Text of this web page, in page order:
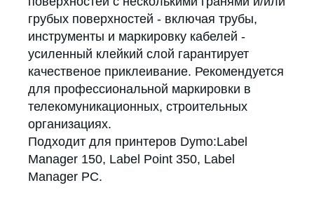
грубых поверхностей - включая трубы,
инструменты и маркировку кабелей -
усиленный клейкий слой гарантирует
качественое приклеивание. Рекомендуется
для профессиональной маркировки в
телекомуникационных, строительных
организациях.
Подходит для принтеров Dymo:Label
Manager 150, Label Point 350, Label
Manager PC.